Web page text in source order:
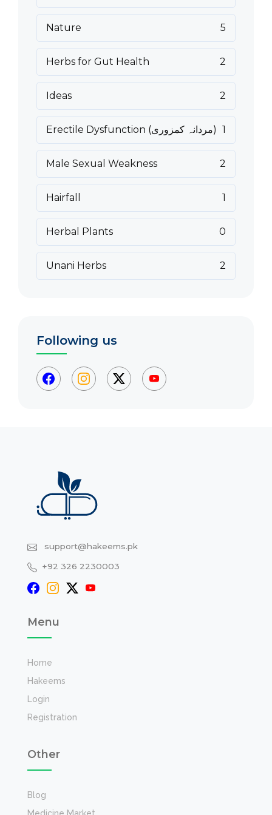
Nature 5
Herbs for Gut Health 2
Ideas 2
Erectile Dysfunction (مردانہ کمزوری) 1
Male Sexual Weakness 2
Hairfall 1
Herbal Plants 0
Unani Herbs 2
Following us
support@hakeems.pk
+92 326 2230003
Menu
Home
Hakeems
Login
Registration
Other
Blog
Medicine Market